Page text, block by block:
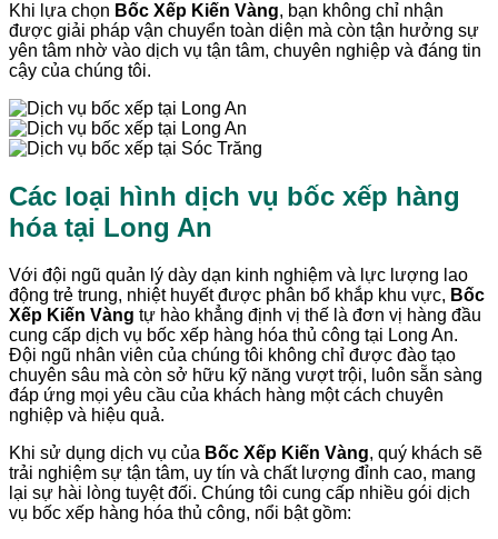
Khi lựa chọn Bốc Xếp Kiến Vàng, bạn không chỉ nhận
được giải pháp vận chuyển toàn diện mà còn tận hưởng sự
yên tâm nhờ vào dịch vụ tận tâm, chuyên nghiệp và đáng tin
cậy của chúng tôi.
Các loại hình dịch vụ bốc xếp hàng
hóa tại Long An
Với đội ngũ quản lý dày dạn kinh nghiệm và lực lượng lao
động trẻ trung, nhiệt huyết được phân bổ khắp khu vực, Bốc
Xếp Kiến Vàng tự hào khẳng định vị thế là đơn vị hàng đầu
cung cấp dịch vụ bốc xếp hàng hóa thủ công tại Long An.
Đội ngũ nhân viên của chúng tôi không chỉ được đào tạo
chuyên sâu mà còn sở hữu kỹ năng vượt trội, luôn sẵn sàng
đáp ứng mọi yêu cầu của khách hàng một cách chuyên
nghiệp và hiệu quả.
Khi sử dụng dịch vụ của Bốc Xếp Kiến Vàng, quý khách sẽ
trải nghiệm sự tận tâm, uy tín và chất lượng đỉnh cao, mang
lại sự hài lòng tuyệt đối. Chúng tôi cung cấp nhiều gói dịch
vụ bốc xếp hàng hóa thủ công, nổi bật gồm: